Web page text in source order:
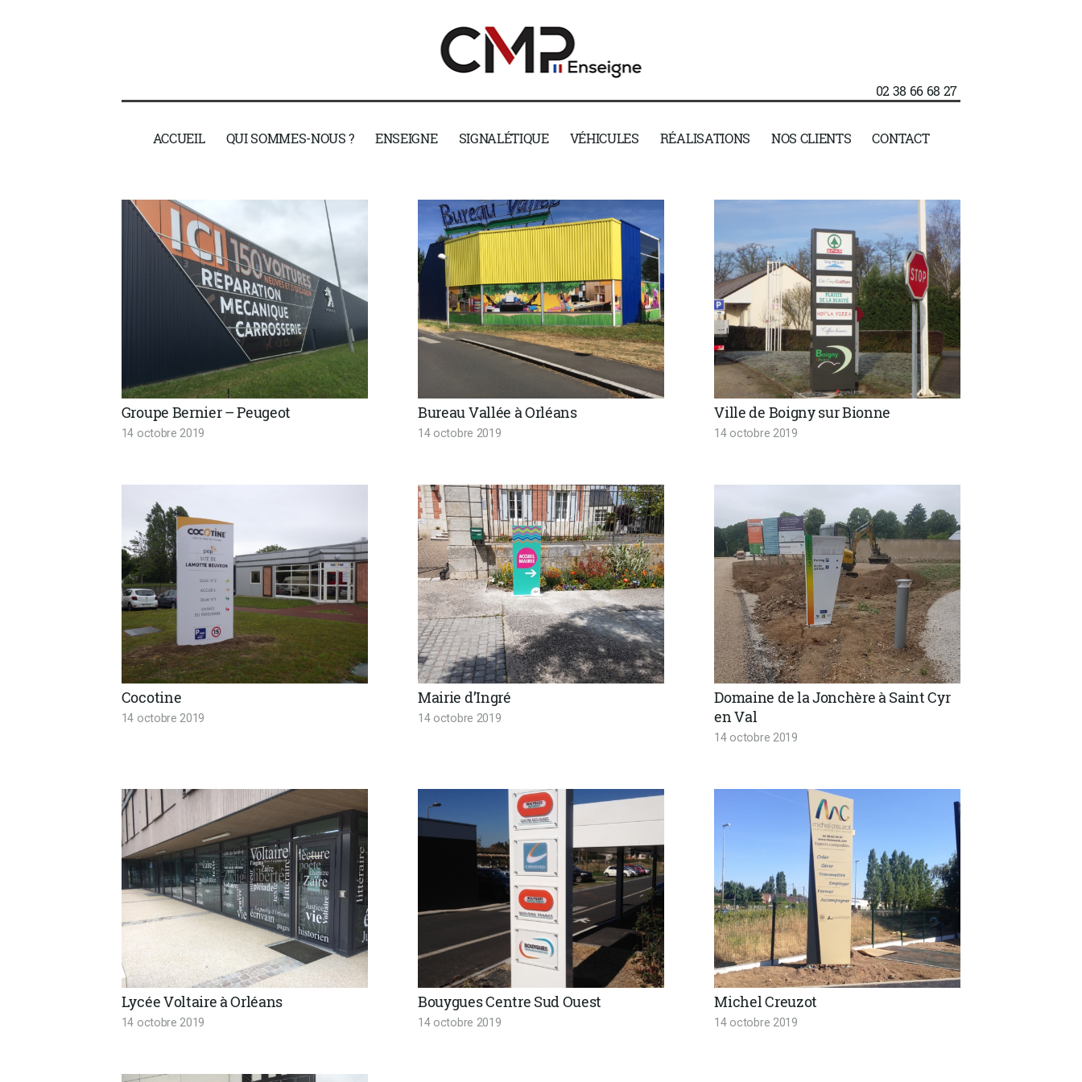
02 38 66 68 27
ACCUEIL QUI SOMMES-NOUS ? ENSEIGNE SIGNALÉTIQUE VÉHICULES RÉALISATIONS NOS CLIENTS CONTACT
Groupe Bernier – Peugeot
14 octobre 2019
Bureau Vallée à Orléans
14 octobre 2019
Ville de Boigny sur Bionne
14 octobre 2019
Cocotine
14 octobre 2019
Mairie d’Ingré
14 octobre 2019
Domaine de la Jonchère à Saint Cyr
en Val
14 octobre 2019
Lycée Voltaire à Orléans
14 octobre 2019
Bouygues Centre Sud Ouest
14 octobre 2019
Michel Creuzot
14 octobre 2019